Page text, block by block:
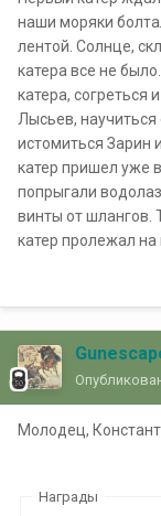
Молодец,
Награды